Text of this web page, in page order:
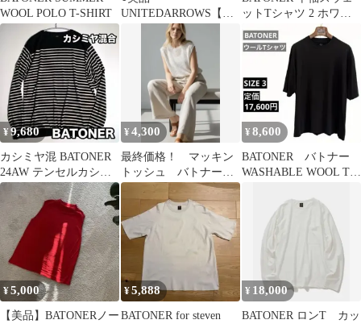
WOOL POLO T-SHIRT
UNITEDARROWS【別
注】＜バトナー＞
SUKASHI ベスト
ットTシャツ 2 ホワイ
ト
¥9,680
カシミヤ混 BATONER
24AW テンセルカシミ
ヤ ボーダーニット L 黒
¥4,300
最終価格！ マッキン
トッシュ バトナー
コラボ ノースリーブ
ニット ホワイト
¥8,600
BATONER バトナー
WASHABLE WOOL Tシ
¥5,000
【美品】BATONERノー
¥5,888
BATONER for steven
¥ 18,000
BATONER ロンT カッ